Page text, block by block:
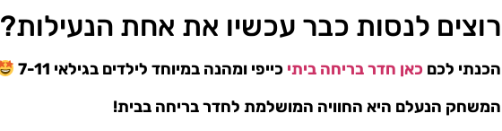
רוצים לנסות כבר עכשיו את אחת הנעילות?
הכנתי לכם כאן חדר בריחה ביתי כייפי ומהנה במיוחד לילדים בגילאי 7-11
המשחק הנעלם היא החוויה המושלמת לחדר בריחה בבית!